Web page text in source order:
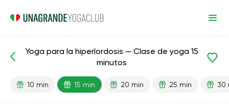
Lecciones preparadas Región lumbar
Yoga para la hiperlordosis — Clase de yoga 15
minutos
10 min 15 min 20 min 25 min 30